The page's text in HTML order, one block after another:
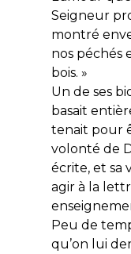
Seigneur
montré
nos péchés
bois. »
Un de ses
basait
tenait pour
volonté de
écrite, et sa
agir à la
Peu de
qu’on lui